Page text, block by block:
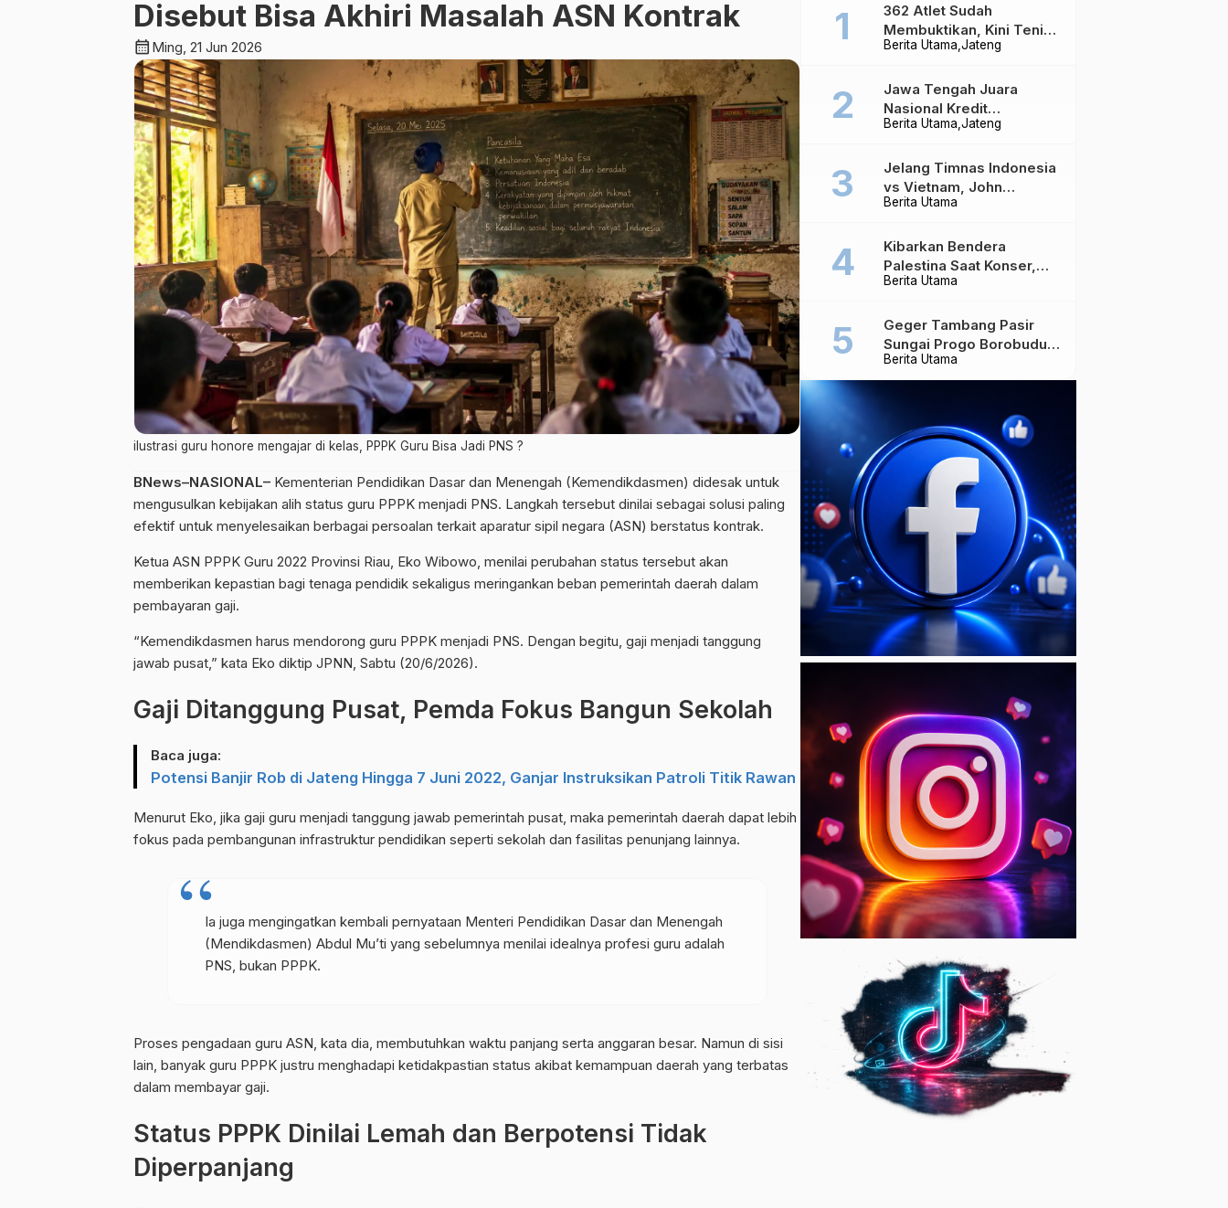
Disebut Bisa Akhiri Masalah ASN Kontrak
calendar_month Ming, 21 Jun 2026
ilustrasi guru honore mengajar di kelas, PPPK Guru Bisa Jadi PNS ?
BNews–NASIONAL– Kementerian Pendidikan Dasar dan Menengah (Kemendikdasmen) didesak untuk
mengusulkan kebijakan alih status guru PPPK menjadi PNS. Langkah tersebut dinilai sebagai solusi paling
efektif untuk menyelesaikan berbagai persoalan terkait aparatur sipil negara (ASN) berstatus kontrak.
Ketua ASN PPPK Guru 2022 Provinsi Riau, Eko Wibowo, menilai perubahan status tersebut akan
memberikan kepastian bagi tenaga pendidik sekaligus meringankan beban pemerintah daerah dalam
pembayaran gaji.
“Kemendikdasmen harus mendorong guru PPPK menjadi PNS. Dengan begitu, gaji menjadi tanggung
jawab pusat,” kata Eko diktip JPNN, Sabtu (20/6/2026).
Gaji Ditanggung Pusat, Pemda Fokus Bangun Sekolah
Baca juga:
Potensi Banjir Rob di Jateng Hingga 7 Juni 2022, Ganjar Instruksikan Patroli Titik Rawan
Menurut Eko, jika gaji guru menjadi tanggung jawab pemerintah pusat, maka pemerintah daerah dapat lebih
fokus pada pembangunan infrastruktur pendidikan seperti sekolah dan fasilitas penunjang lainnya.
Ia juga mengingatkan kembali pernyataan Menteri Pendidikan Dasar dan Menengah
(Mendikdasmen) Abdul Mu’ti yang sebelumnya menilai idealnya profesi guru adalah
PNS, bukan PPPK.
Proses pengadaan guru ASN, kata dia, membutuhkan waktu panjang serta anggaran besar. Namun di sisi
lain, banyak guru PPPK justru menghadapi ketidakpastian status akibat kemampuan daerah yang terbatas
dalam membayar gaji.
Status PPPK Dinilai Lemah dan Berpotensi Tidak
Diperpanjang
Berita Utama Jateng
362 Atlet Sudah
Membuktikan, Kini Tenis
Meja Jateng Dibidik Jadi
Berita Utama Jateng
Jawa Tengah Juara
Nasional Kredit
Perumahan, Realisasi
Berita Utama
Jelang Timnas Indonesia
vs Vietnam, John
Herdman Ungkap Hal
Berita Utama
Kibarkan Bendera
Palestina Saat Konser,
Massive Attack Dilarang
Berita Utama
Geger Tambang Pasir
Sungai Progo Borobudur,
Warga Sambeng Hentikan
Alat Berat dan Usir Truk